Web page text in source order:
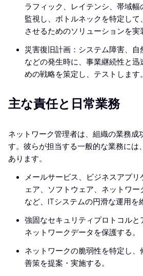
ラフィック、レイテンシ、帯域
監視し、ボトルネックを特定し
させるためのソリューションを実
災害復旧計画：システム障害、
などの発生時に、事業継続性と迅
めの戦略を策定し、テストします。
主な責任と日常業務
ネットワーク管理者は、組織の業務成
す。彼らが担当する一般的な業務には
あります。
メールサービス、ビジネスアプリ
ェア、ソフトウェア、ネットワ
など、ITシステムの円滑な運用を
強固なセキュリティプロトコルと
ネットワークデータを保護する。
ネットワークの脆弱性を特定し
善策を提案・実施する。